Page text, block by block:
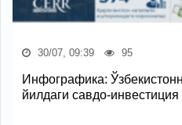
30/07, 09:39 95
Инфографика:
йилдаги савдо-инвестиция